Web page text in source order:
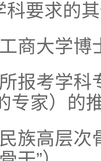
求的其
大学博
考学科
专家）的
高层次